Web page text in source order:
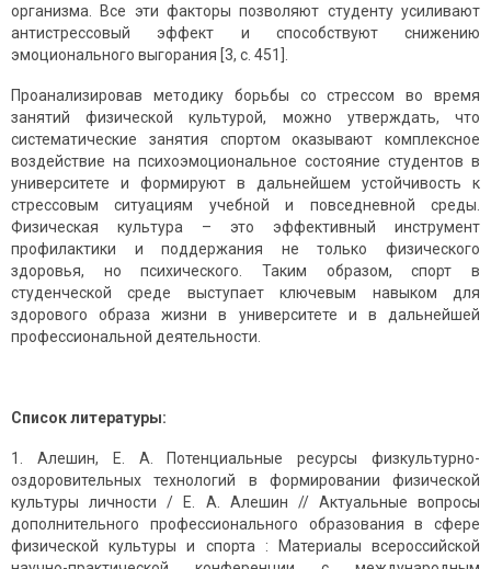
организма. Все эти факторы позволяют студенту усиливают
антистрессовый эффект и способствуют снижению
эмоционального выгорания [3, с. 451].
Проанализировав методику борьбы со стрессом во время
занятий физической культурой, можно утверждать, что
систематические занятия спортом оказывают комплексное
воздействие на психоэмоциональное состояние студентов в
университете и формируют в дальнейшем устойчивость к
стрессовым ситуациям учебной и повседневной среды.
Физическая культура – это эффективный инструмент
профилактики и поддержания не только физического
здоровья, но психического. Таким образом, спорт в
студенческой среде выступает ключевым навыком для
здорового образа жизни в университете и в дальнейшей
профессиональной деятельности.
Список литературы:
Алешин, Е. А. Потенциальные ресурсы физкультурно-
оздоровительных технологий в формировании физической
культуры личности / Е. А. Алешин // Актуальные вопросы
дополнительного профессионального образования в сфере
физической культуры и спорта : Материалы всероссийской